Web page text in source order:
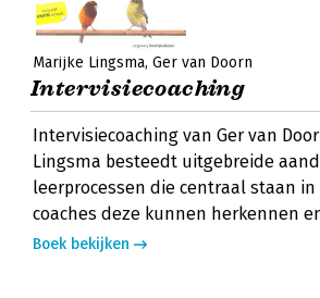
Marijke Lingsma Ger van Doorn
Intervisiecoaching
Intervisiecoaching van Ger van
Lingsma besteedt uitgebreide
leerprocessen die centraal staan
coaches deze kunnen herkennen
Boek bekijken